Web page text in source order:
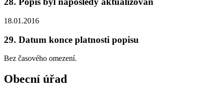
18.01.2016
29. Datum konce platnosti popisu
Bez časového omezení.
Obecní úřad